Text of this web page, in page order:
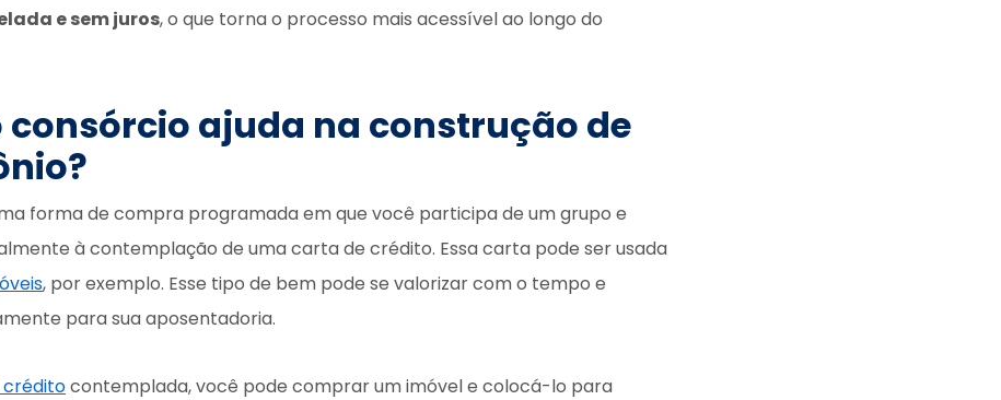
e sem juros, o que torna o processo mais acessível ao longo do
consórcio ajuda na construção de
forma de compra programada em que você participa de um grupo e
à contemplação de uma carta de crédito. Essa carta pode ser usada
, por exemplo. Esse tipo de bem pode se valorizar com o tempo e
para sua aposentadoria.
contemplada, você pode comprar um imóvel e colocá-lo para